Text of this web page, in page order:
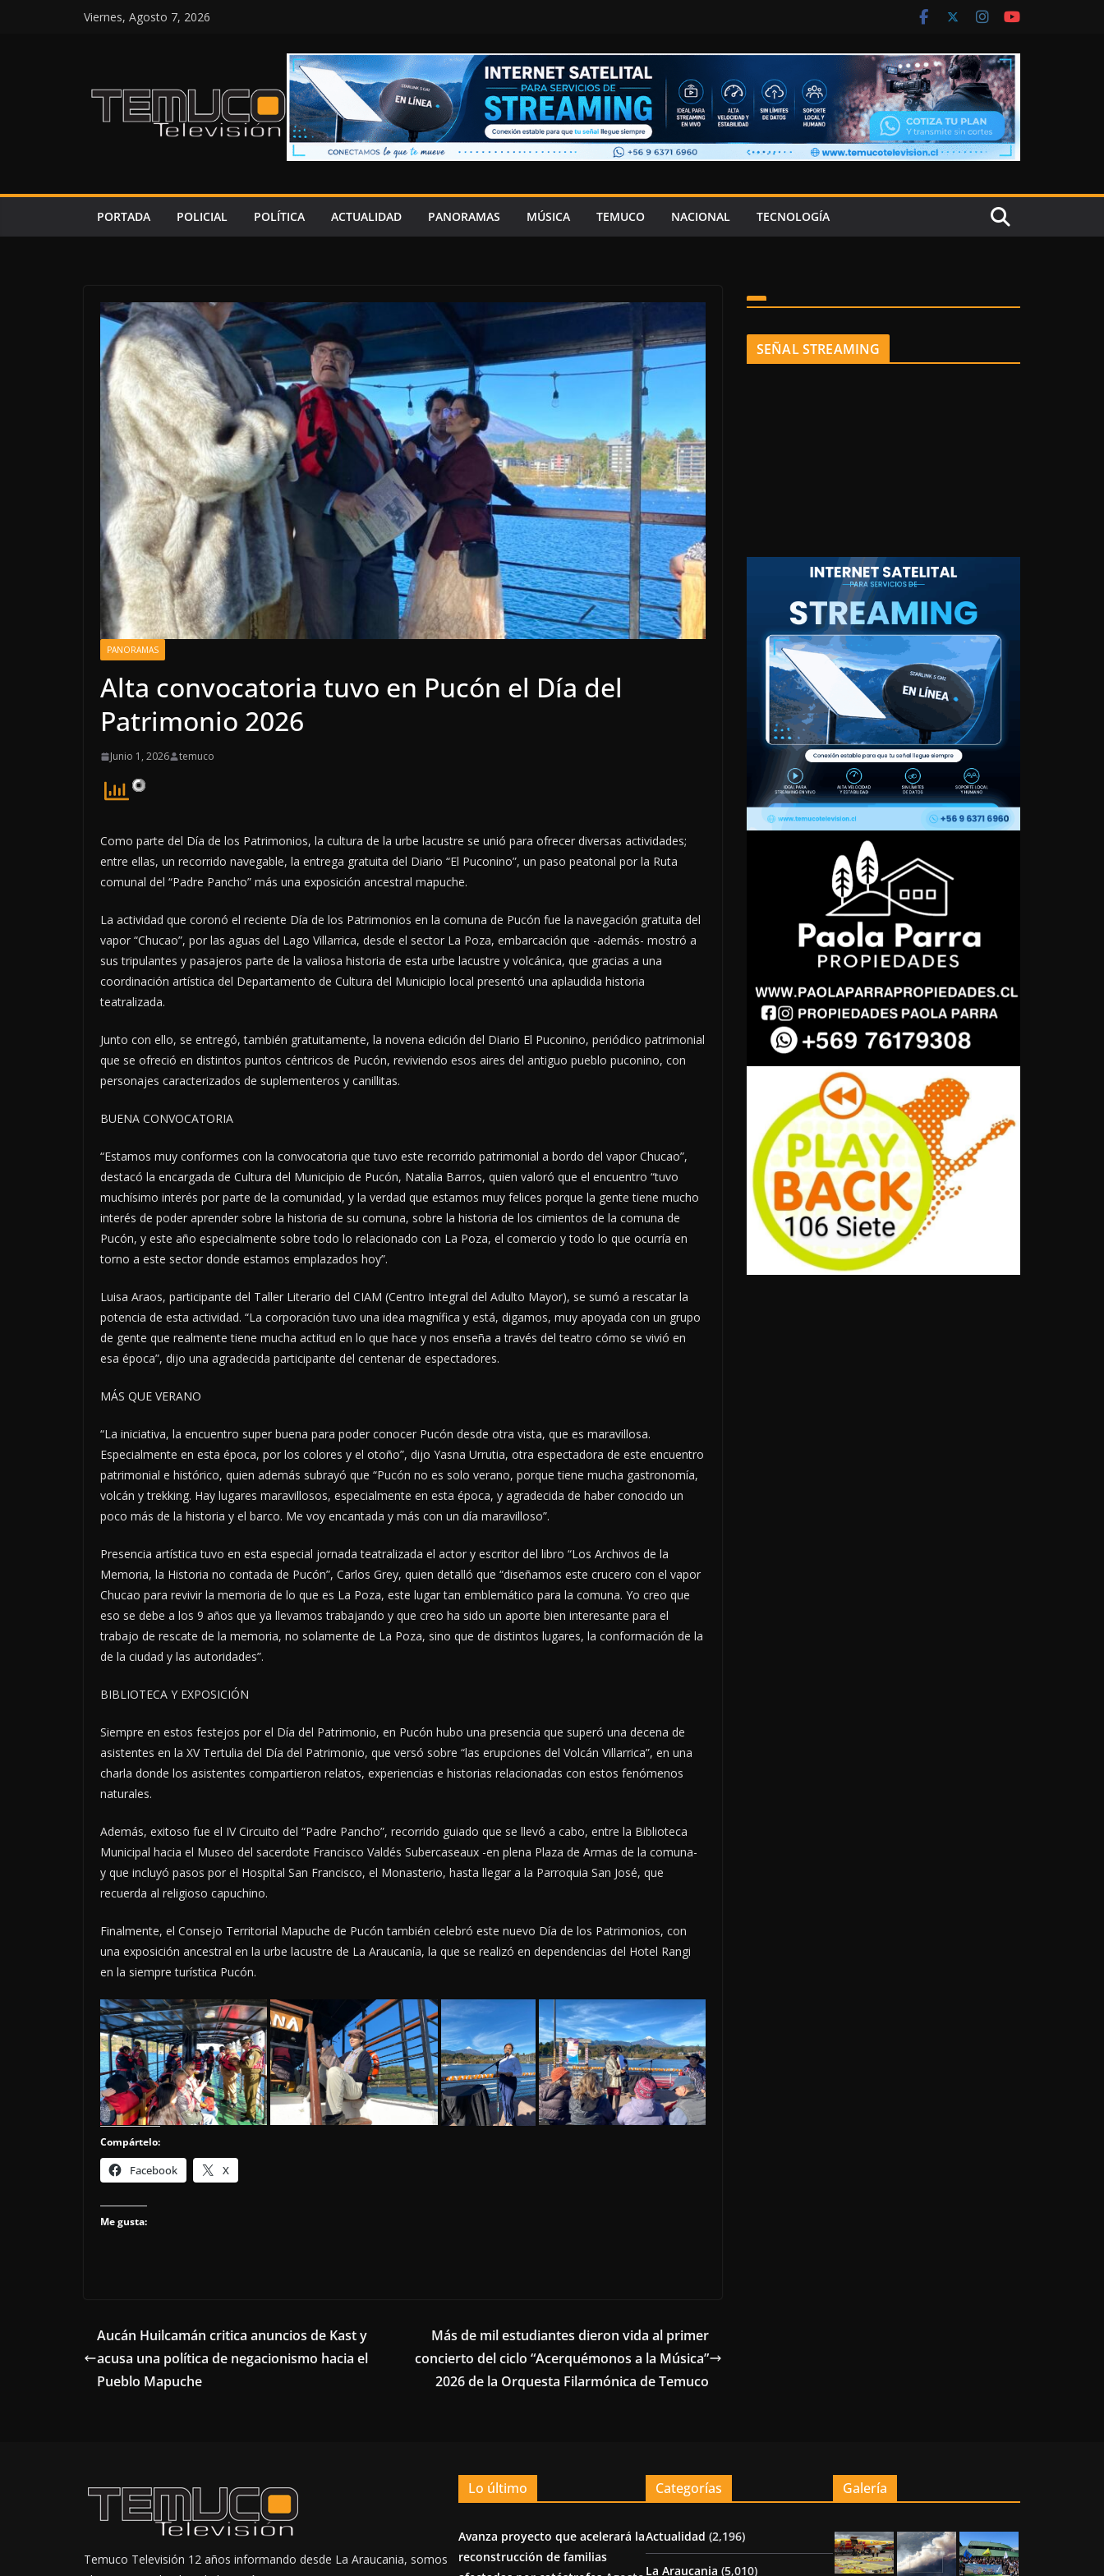
Viernes, Agosto 7, 2026
PORTADA POLICIAL POLÍTICA ACTUALIDAD PANORAMAS MÚSICA TEMUCO NACIONAL TECNOLOGÍA
PANORAMAS
Alta convocatoria tuvo en Pucón el Día del
Patrimonio 2026
Junio 1, 2026 temuco
Como parte del Día de los Patrimonios, la cultura de la urbe lacustre se unió para ofrecer diversas actividades;
entre ellas, un recorrido navegable, la entrega gratuita del Diario “El Puconino”, un paso peatonal por la Ruta
comunal del “Padre Pancho” más una exposición ancestral mapuche.
La actividad que coronó el reciente Día de los Patrimonios en la comuna de Pucón fue la navegación gratuita del
vapor “Chucao”, por las aguas del Lago Villarrica, desde el sector La Poza, embarcación que -además- mostró a
sus tripulantes y pasajeros parte de la valiosa historia de esta urbe lacustre y volcánica, que gracias a una
coordinación artística del Departamento de Cultura del Municipio local presentó una aplaudida historia
teatralizada.
Junto con ello, se entregó, también gratuitamente, la novena edición del Diario El Puconino, periódico patrimonial
que se ofreció en distintos puntos céntricos de Pucón, reviviendo esos aires del antiguo pueblo puconino, con
personajes caracterizados de suplementeros y canillitas.
BUENA CONVOCATORIA
“Estamos muy conformes con la convocatoria que tuvo este recorrido patrimonial a bordo del vapor Chucao”,
destacó la encargada de Cultura del Municipio de Pucón, Natalia Barros, quien valoró que el encuentro “tuvo
muchísimo interés por parte de la comunidad, y la verdad que estamos muy felices porque la gente tiene mucho
interés de poder aprender sobre la historia de su comuna, sobre la historia de los cimientos de la comuna de
Pucón, y este año especialmente sobre todo lo relacionado con La Poza, el comercio y todo lo que ocurría en
torno a este sector donde estamos emplazados hoy”.
Luisa Araos, participante del Taller Literario del CIAM (Centro Integral del Adulto Mayor), se sumó a rescatar la
potencia de esta actividad. “La corporación tuvo una idea magnífica y está, digamos, muy apoyada con un grupo
de gente que realmente tiene mucha actitud en lo que hace y nos enseña a través del teatro cómo se vivió en
esa época”, dijo una agradecida participante del centenar de espectadores.
MÁS QUE VERANO
“La iniciativa, la encuentro super buena para poder conocer Pucón desde otra vista, que es maravillosa.
Especialmente en esta época, por los colores y el otoño”, dijo Yasna Urrutia, otra espectadora de este encuentro
patrimonial e histórico, quien además subrayó que “Pucón no es solo verano, porque tiene mucha gastronomía,
volcán y trekking. Hay lugares maravillosos, especialmente en esta época, y agradecida de haber conocido un
poco más de la historia y el barco. Me voy encantada y más con un día maravilloso”.
Presencia artística tuvo en esta especial jornada teatralizada el actor y escritor del libro “Los Archivos de la
Memoria, la Historia no contada de Pucón”, Carlos Grey, quien detalló que “diseñamos este crucero con el vapor
Chucao para revivir la memoria de lo que es La Poza, este lugar tan emblemático para la comuna. Yo creo que
eso se debe a los 9 años que ya llevamos trabajando y que creo ha sido un aporte bien interesante para el
trabajo de rescate de la memoria, no solamente de La Poza, sino que de distintos lugares, la conformación de la
de la ciudad y las autoridades”.
BIBLIOTECA Y EXPOSICIÓN
Siempre en estos festejos por el Día del Patrimonio, en Pucón hubo una presencia que superó una decena de
asistentes en la XV Tertulia del Día del Patrimonio, que versó sobre “las erupciones del Volcán Villarrica”, en una
charla donde los asistentes compartieron relatos, experiencias e historias relacionadas con estos fenómenos
naturales.
Además, exitoso fue el IV Circuito del “Padre Pancho”, recorrido guiado que se llevó a cabo, entre la Biblioteca
Municipal hacia el Museo del sacerdote Francisco Valdés Subercaseaux -en plena Plaza de Armas de la comuna-
y que incluyó pasos por el Hospital San Francisco, el Monasterio, hasta llegar a la Parroquia San José, que
recuerda al religioso capuchino.
Finalmente, el Consejo Territorial Mapuche de Pucón también celebró este nuevo Día de los Patrimonios, con
una exposición ancestral en la urbe lacustre de La Araucanía, la que se realizó en dependencias del Hotel Rangi
en la siempre turística Pucón.
Compártelo:
Facebook X
Me gusta:
Aucán Huilcamán critica anuncios de Kast y
acusa una política de negacionismo hacia el
Pueblo Mapuche
Más de mil estudiantes dieron vida al primer
concierto del ciclo “Acerquémonos a la Música”
2026 de la Orquesta Filarmónica de Temuco
SEÑAL STREAMING
Temuco Televisión 12 años informando desde La Araucania, somos
Lo último
Avanza proyecto que acelerará la
reconstrucción de familias
Categorías
Actualidad (2,196)
La Araucania (5,010)
Galería